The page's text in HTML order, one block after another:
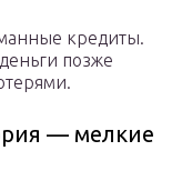
кредиты.
позже
— мелкие